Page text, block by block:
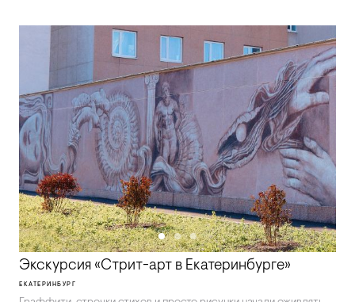
Экскурсия «Стрит-арт в Екатеринбурге»
ЕКАТЕРИНБУРГ